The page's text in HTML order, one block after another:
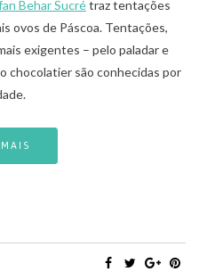
Behar Sucrétraz tentações
ovos de Páscoa. Tentações,
exigentes – pelo paladar e
chocolatier são conhecidas por